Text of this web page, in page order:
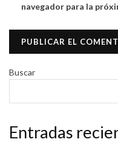
navegador para la
Buscar
Entradas